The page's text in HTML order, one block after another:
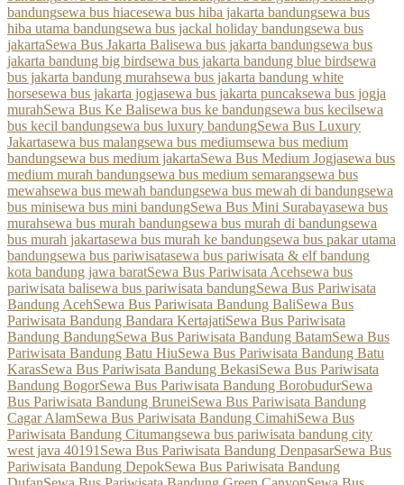
bandungsewa bus hiacesewa bus hiba jakarta bandungsewa bus
hiba utama bandungsewa bus jackal holiday bandungsewa bus
jakartaSewa Bus Jakarta Balisewa bus jakarta bandungsewa bus
jakarta bandung big birdsewa bus jakarta bandung blue birdsewa
bus jakarta bandung murahsewa bus jakarta bandung white
horsesewa bus jakarta jogjasewa bus jakarta puncaksewa bus jogja
murahSewa Bus Ke Balisewa bus ke bandungsewa bus kecilsewa
bus kecil bandungsewa bus luxury bandungSewa Bus Luxury
Jakartasewa bus malangsewa bus mediumsewa bus medium
bandungsewa bus medium jakartaSewa Bus Medium Jogjasewa bus
medium murah bandungsewa bus medium semarangsewa bus
mewahsewa bus mewah bandungsewa bus mewah di bandungsewa
bus minisewa bus mini bandungSewa Bus Mini Surabayasewa bus
murahsewa bus murah bandungsewa bus murah di bandungsewa
bus murah jakartasewa bus murah ke bandungsewa bus pakar utama
bandungsewa bus pariwisatasewa bus pariwisata & elf bandung
kota bandung jawa baratSewa Bus Pariwisata Acehsewa bus
pariwisata balisewa bus pariwisata bandungSewa Bus Pariwisata
Bandung AcehSewa Bus Pariwisata Bandung BaliSewa Bus
Pariwisata Bandung Bandara KertajatiSewa Bus Pariwisata
Bandung BandungSewa Bus Pariwisata Bandung BatamSewa Bus
Pariwisata Bandung Batu HiuSewa Bus Pariwisata Bandung Batu
KarasSewa Bus Pariwisata Bandung BekasiSewa Bus Pariwisata
Bandung BogorSewa Bus Pariwisata Bandung BorobudurSewa
Bus Pariwisata Bandung BruneiSewa Bus Pariwisata Bandung
Cagar AlamSewa Bus Pariwisata Bandung CimahiSewa Bus
Pariwisata Bandung Citumangsewa bus pariwisata bandung city
west java 40191Sewa Bus Pariwisata Bandung DenpasarSewa Bus
Pariwisata Bandung DepokSewa Bus Pariwisata Bandung